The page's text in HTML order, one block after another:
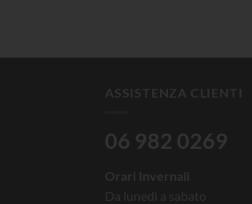
ASSISTENZA CLIENTI
06 982 0269
Orari Invernali
Da lunedì a sabato